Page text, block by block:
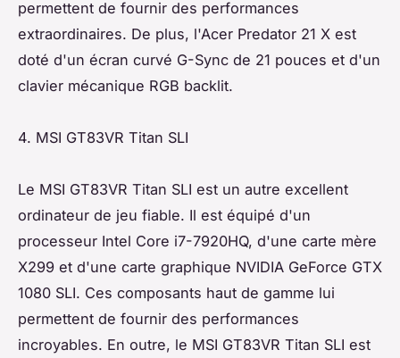
permettent de fournir des performances
extraordinaires. De plus, l'Acer Predator 21 X est
doté d'un écran curvé G-Sync de 21 pouces et d'un
clavier mécanique RGB backlit.
4. MSI GT83VR Titan SLI
Le MSI GT83VR Titan SLI est un autre excellent
ordinateur de jeu fiable. Il est équipé d'un
processeur Intel Core i7-7920HQ, d'une carte mère
X299 et d'une carte graphique NVIDIA GeForce GTX
1080 SLI. Ces composants haut de gamme lui
permettent de fournir des performances
incroyables. En outre, le MSI GT83VR Titan SLI est